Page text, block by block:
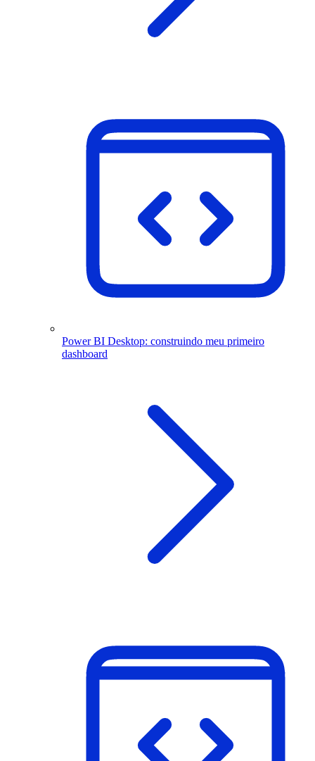
Power BI Desktop: construindo meu primeiro
dashboard